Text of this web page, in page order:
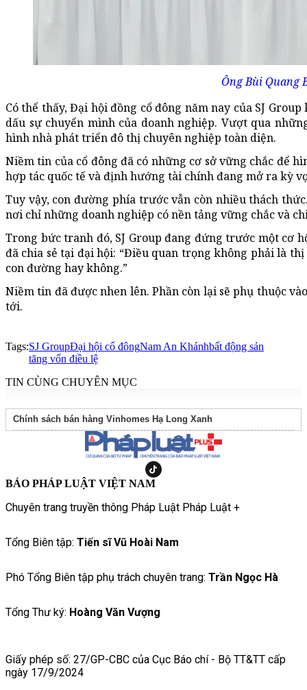
Ông Bùi Quang
Có thể thấy, Đại hội đồng cổ đông năm nay của SJ
dấu sự chuyển mình của doanh nghiệp. Vượt qua
hình nhà phát triển đô thị chuyên nghiệp toàn diện.
Niềm tin của cổ đông đã có những cơ sở vững chắc để
hợp tác quốc tế và định hướng tài chính đang mở ra kỳ
Tuy vậy, con đường phía trước vẫn còn nhiều thách
nơi chỉ những doanh nghiệp có nền tảng vững chắc và
Trong bức tranh đó, SJ Group đang đứng trước một cơ
đã chia sẻ tại đại hội: “Điều quan trọng không phải là
con đường hay không.”
Niềm tin đã được nhen lên. Phần còn lại sẽ phụ thuộc
tới.
Tags:SJ GroupĐại hội cổ đôngNam An Khánhbất động sản
tăng vốn điều lệ
TIN CÙNG CHUYÊN MỤC
Chính sách bán hàng Vinhomes Hạ Long Xanh
BÁO PHÁP LUẬT VIỆT NAM
Chuyên trang truyền thông Pháp Luật Pháp Luật +
Tổng Biên tập: Tiến sĩ Vũ Hoài Nam
Phó Tổng Biên tập phụ trách chuyên trang: Trần Ngọc Hà
Tổng Thư ký: Hoàng Văn Vượng
Giấy phép số: 27/GP-CBC của Cục Báo chí - Bộ TT&TT cấp
ngày 17/9/2024